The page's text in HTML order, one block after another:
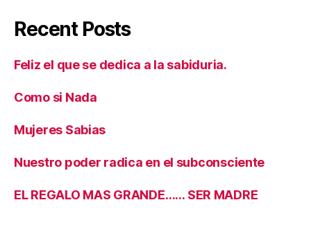
Recent Posts
Feliz el que se dedica a la sabiduria.
Como si Nada
Mujeres Sabias
Nuestro poder radica en el subconsciente
EL REGALO MAS GRANDE…… SER MADRE